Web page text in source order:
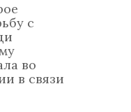
с
во
в связи